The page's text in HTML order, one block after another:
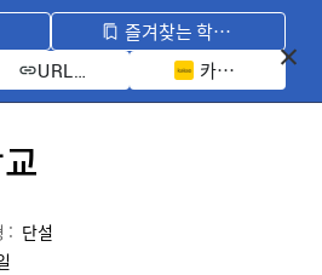
즐겨찾는 학교 모아보기
URL 복사 카카오톡 공유
: 단설